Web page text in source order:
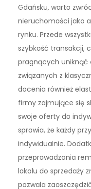
Gdańsku, warto
nieruchomości jako
rynku. Przede
szybkość transakcji,
pragnących uniknąć
związanych z
docenia również
firmy zajmujące się
swoje oferty do
sprawia, że każdy
indywidualnie.
przeprowadzania
lokalu do sprzedaży
pozwala